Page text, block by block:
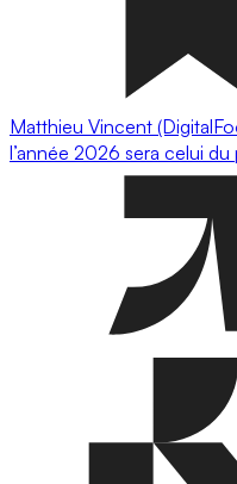
Matthieu Vincent
l’année 2026 sera celui du